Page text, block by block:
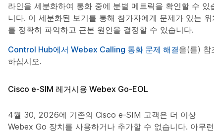
라인을 세분화하여 통화 중에 분별 메트릭을 확인할 수 있습
니다. 이 세분화된 보기를 통해 참가자에게 문제가 있는 위치
를 정확히 파악하고 근본 원인을 결정할 수 있습니다.
Control Hub에서 Webex Calling 통화 문제 해결을(를) 참조
하십시오.
Cisco e-SIM 레거시용 Webex Go-EOL
4월 30, 2026에 기존의 Cisco e-SIM 고객은 더 이상
Webex Go 장치를 사용하거나 추가할 수 없습니다. 아무런